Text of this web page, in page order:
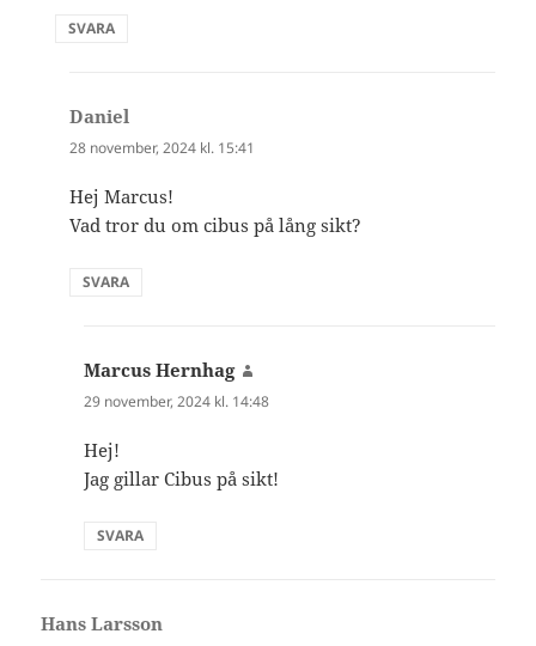
SVARA
Daniel
28 november, 2024 kl. 15:41
Hej Marcus!
Vad tror du om cibus på lång sikt?
SVARA
Marcus Hernhag
29 november, 2024 kl. 14:48
Hej!
Jag gillar Cibus på sikt!
SVARA
Hans Larsson